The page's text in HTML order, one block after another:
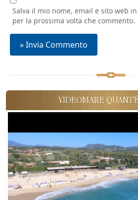
Salva il mio nome, email e sito web
per la prossima volta che commento.
VIDEOMARE